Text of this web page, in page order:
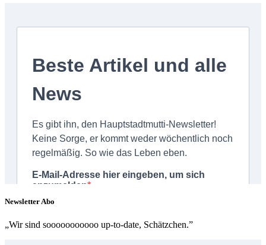
Newsletter Abo
„Wir sind sooooooooooo up-to-date, Schätzchen.”